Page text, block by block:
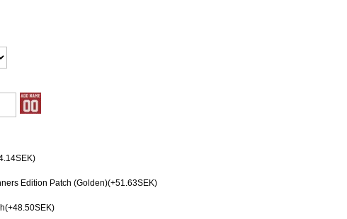
Edition Patch (Golden)(+51.63SEK)